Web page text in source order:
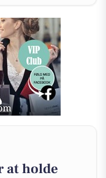
at holde